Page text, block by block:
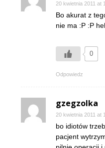
20 kwietnia 2011 at
Bo akurat z
nie ma :P :P
0
Odpowiedz
gzegzolka
20 kwietnia 2011 at
bo idiotów
pacjent